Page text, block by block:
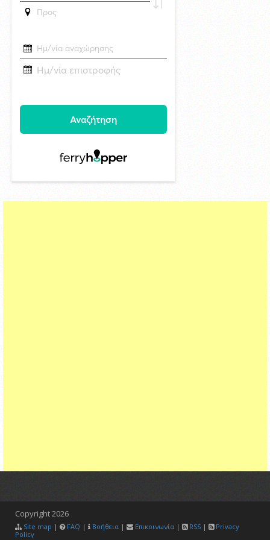
29/4/2026 18:53
CNN: Ο κορυφαίος στρατηγός του Τραμπ αναζητά διέξοδο από τον
Copyright2026
Site map | FAQ | Βοήθεια | Επικοινωνία | RSS |
Privacy
Policy